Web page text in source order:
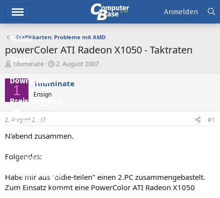
Ticker
Tests
Downloads
Preisvergleich
Forum
Aktuelles
Empfohlene Inhalte
Neue Beiträge
Neueste Aktivitäten
Anmelden
Grafikkarten: Probleme mit AMD
powerColer ATI Radeon X1050 - Taktraten
E
s
t
e
l
e
r
1lluminate
E
s
t
a
2. August 2007
1 1lluminate
Ensign
2. August 2007 #1
N'abend zusammen.
Folgendes:
Habe mir aus "oldie-teilen" einen 2.PC zusammengebastelt.
Zum Einsatz kommt eine PowerColor ATI Radeon X1050